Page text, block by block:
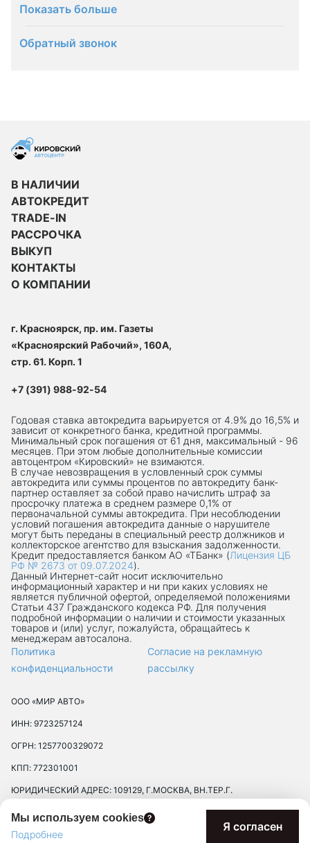
Показать больше
Обратный звонок
Мы используем cookies
Подробнее
Я согласен
В НАЛИЧИИ
АВТОКРЕДИТ
TRADE-IN
РАССРОЧКА
ВЫКУП
КОНТАКТЫ
О КОМПАНИИ
г. Красноярск, пр. им. Газеты
«Красноярский Рабочий», 160А,
стр. 61. Корп. 1
+7 (391) 988-92-54
Годовая ставка автокредита варьируется от 4.9% до 16,5% и
зависит от конкретного банка, кредитной программы.
Минимальный срок погашения от 61 дня, максимальный - 96
месяцев. При этом любые дополнительные комиссии
автоцентром «Кировский» не взимаются.
В случае невозвращения в условленный срок суммы
автокредита или суммы процентов по автокредиту банк-
партнер оставляет за собой право начислить штраф за
просрочку платежа в среднем размере 0,1% от
первоначальной суммы автокредита. При несоблюдении
условий погашения автокредита данные о нарушителе
могут быть переданы в специальный реестр должников и
коллекторское агентство для взыскания задолженности.
Кредит предоставляется банком АО «ТБанк» (Лицензия ЦБ
РФ № 2673 от 09.07.2024).
Данный Интернет-сaйт носит исключительно
информационный характер и ни при каких условиях не
является публичной офертой, определяемой положениями
Статьи 437 Гражданского кодекса РФ. Для получения
подробной информации о наличии и стоимости указанных
товаров и (или) услуг, пожалуйста, обращайтесь к
менеджерам автосалона.
Политика
конфиденциальности
Согласие на рекламную
рассылку
ООО «МИР АВТО»
ИНН: 9723257124
ОГРН: 1257700329072
КПП: 772301001
ЮРИДИЧЕСКИЙ АДРЕС: 109129, Г.МОСКВА, ВН.ТЕР.Г.
ТЕКСТИЛЬЩИКОВ, Д. 13, К. 2, ПОМЕЩ. 17/8П